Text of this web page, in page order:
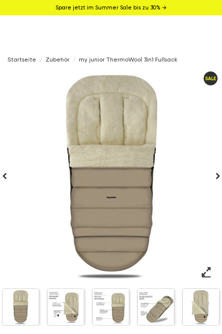
Spare jetzt im Summer Sale bis zu 30% →
Startseite Zubehör my junior ThermoWool 3in1 Fußsack